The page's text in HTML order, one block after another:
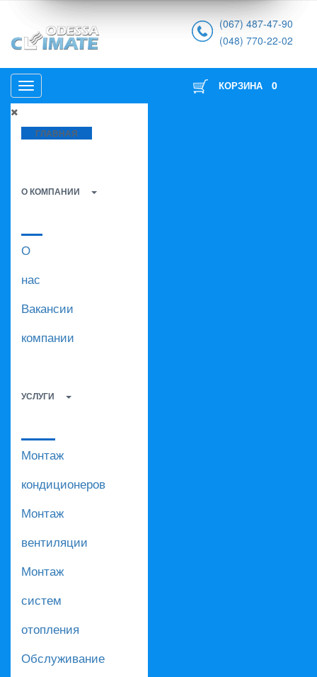
(067) 487-47-90
(048) 770-22-02
ГЛАВНАЯ
О КОМПАНИИ
О
нас
Вакансии
компании
УСЛУГИ
Монтаж
кондиционеров
Монтаж
вентиляции
Монтаж
систем
отопления
Обслуживание
КОРЗИНА 0